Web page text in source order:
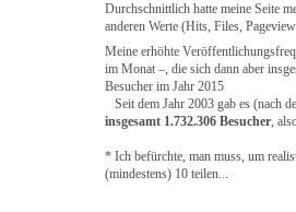
Durchschnittlich hatte meine Seite
anderen Werte (Hits, Files,
Meine erhöhte
im Monat –, die sich dann aber
Besucher im Jahr 2015
Seit dem Jahr 2003 gab es (nach
insgesamt 1.732.306 Besucher,
* Ich befürchte, man muss, um
(mindestens) 10 teilen...